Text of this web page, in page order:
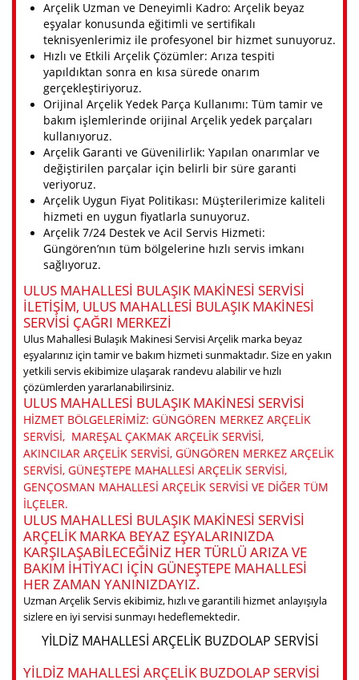
Arçelik Uzman ve Deneyimli Kadro: Arçelik beyaz
eşyalar konusunda eğitimli ve sertifikalı
teknisyenlerimiz ile profesyonel bir hizmet sunuyoruz.
Hızlı ve Etkili Arçelik Çözümler: Arıza tespiti
yapıldıktan sonra en kısa sürede onarım
gerçekleştiriyoruz.
Orijinal Arçelik Yedek Parça Kullanımı: Tüm tamir ve
bakım işlemlerinde orijinal Arçelik yedek parçaları
kullanıyoruz.
Arçelik Garanti ve Güvenilirlik: Yapılan onarımlar ve
değiştirilen parçalar için belirli bir süre garanti
veriyoruz.
Arçelik Uygun Fiyat Politikası: Müşterilerimize kaliteli
hizmeti en uygun fiyatlarla sunuyoruz.
Arçelik 7/24 Destek ve Acil Servis Hizmeti:
Güngören’nın tüm bölgelerine hızlı servis imkanı
sağlıyoruz.
ULUS MAHALLESI BULAŞIK MAKINESI SERVISI
ILETIŞIM, ULUS MAHALLESI BULAŞIK MAKINESI
SERVISI ÇAĞRI MERKEZI
Ulus Mahallesi Bulaşık Makinesi Servisi Arçelik marka beyaz
eşyalarınız için tamir ve bakım hizmeti sunmaktadır. Size en yakın
yetkili servis ekibimize ulaşarak randevu alabilir ve hızlı
çözümlerden yararlanabilirsiniz.
ULUS MAHALLESI BULAŞIK MAKINESI SERVISI
HIZMET BÖLGELERIMIZ: GÜNGÖREN MERKEZ ARÇELIK
SERVISI, MAREŞAL ÇAKMAK ARÇELIK SERVISI,
AKINCILAR ARÇELIK SERVISI, GÜNGÖREN MERKEZ ARÇELIK
SERVISI, GÜNEŞTEPE MAHALLESI ARÇELIK SERVISI,
GENÇOSMAN MAHALLESI ARÇELIK SERVISI VE DIĞER TÜM
ILÇELER.
ULUS MAHALLESI BULAŞIK MAKINESI SERVISI
ARÇELIK MARKA BEYAZ EŞYALARINIZDA
KARŞILAŞABILECEĞINIZ HER TÜRLÜ ARIZA VE
BAKIM IHTIYACI IÇIN GÜNEŞTEPE MAHALLESI
HER ZAMAN YANINIZDAYIZ.
Uzman Arçelik Servis ekibimiz, hızlı ve garantili hizmet anlayışıyla
sizlere en iyi servisi sunmayı hedeflemektedir.
YILDIZ MAHALLESI ARÇELIK BUZDOLAP SERVISI
YILDIZ MAHALLESI ARÇELIK BUZDOLAP SERVISI